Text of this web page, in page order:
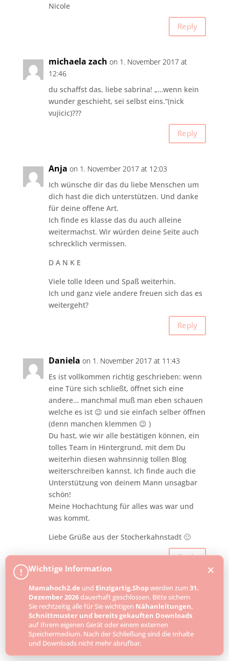
Nicole
Reply
michaela zach on 1. November 2017 at
12:46
du schaffst das, liebe sabrina! „…wenn kein
wunder geschieht, sei selbst eins.“(nick
vujicic)???
Reply
Anja on 1. November 2017 at 12:03
Ich wünsche dir das du liebe Menschen um
dich hast die dich unterstützen. Und danke
für deine offene Art.
Ich finde es klasse das du auch alleine
weitermachst. Wir würden deine Seite auch
schrecklich vermissen.
D A N K E
Viele tolle Ideen und Spaß weiterhin.
Ich und ganz viele andere freuen sich das es
weitergeht?
Reply
Daniela on 1. November 2017 at 11:43
Es ist vollkommen richtig geschrieben: wenn
eine Türe sich schließt, öffnet sich eine
andere… manchmal muß man eben schauen
welche es ist 😉 und sie einfach selber öffnen
(denn manchen klemmen 😉 )
Du hast, wie wir alle bestätigen können, ein
tolles Team in Hintergrund, mit dem Du
weiterhin diesen wahnsinnig tollen Blog
weiterschreiben kannst. Ich finde auch die
Unterstützung von deinem Mann unsagbar
schön!
Meine Hochachtung für alles was war und
was kommt.
Liebe Grüße aus der Stocherkahnstadt 🙂
Reply
Sabine on 1. November 2017 at 11:42
Super, viel Kraft& alles Liebe deine Fans
halten zu dir. Du rockst das … LG Sabine
! Wichtige Information
Mamahoch2.de und Einzigartig.Shopwerden zum 31.
Dezember 2026dauerhaft geschlossen. Bitte sichern
Sie rechtzeitig alle für Sie wichtigen Nähanleitungen,
Schnittmuster und bereits gekauften Downloads
auf Ihrem eigenen Gerät oder einem externen
Speichermedium. Nach der Schließung sind die Inhalte
und Downloads nicht mehr abrufbar.
×